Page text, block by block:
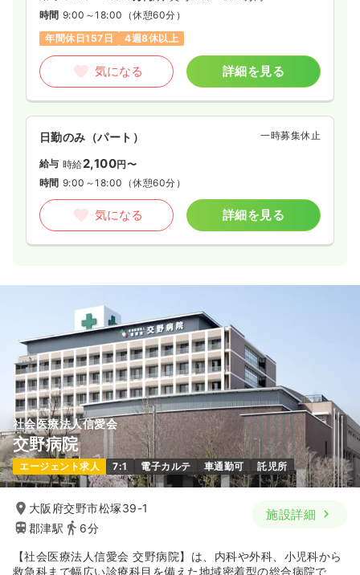
時間 9:00～18:00 （休憩60分）
年間休日157日
4週8休以上
気になる 詳細を見る
日勤のみ（パート） 一時募集休止
給与 時給2,100円〜
時間 9:00～18:00 （休憩60分）
気になる 詳細を見る
社会医療法人信愛会
交野病院
エージェント求人 7:1 電子カルテ 車通勤可 託児所
大阪府交野市松塚39-1
郡津駅
6分
施設詳細
【社会医療法人信愛会 交野病院】は、内科や外科、小児科から
救急科まで幅広い診療科目を備えた地域密着型の総合病院で